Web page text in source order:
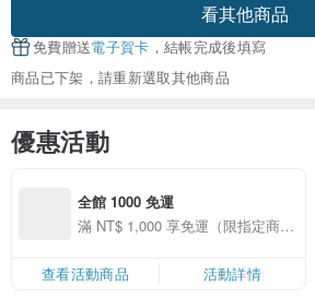
看其他商品
免費贈送電子賀卡 ，結帳完成後填寫
商品已下架，請重新選取其他商品
優惠活動
全館 1000 免運
滿 NT$ 1,000 享免運（限指定商
查看活動商品
活動詳情